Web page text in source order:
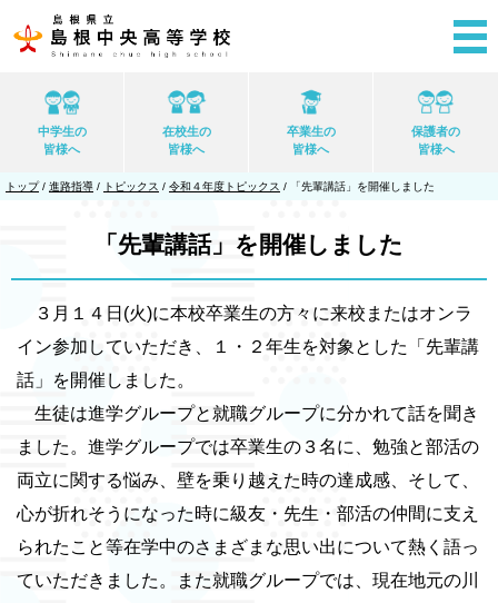
中学生の
皆様へ
在校生の
皆様へ
卒業生の
皆様へ
保護者の
皆様へ
現
トップ/ 進路指導 / トピックス / 令和４年度トピックス / 「先輩講話」を開催しました
「先輩講話」を開催しました
３月１４日(火)に本校卒業生の方々に来校またはオンラ
イン参加していただき、１・２年生を対象とした「先輩講
話」を開催しました。
生徒は進学グループと就職グループに分かれて話を聞き
ました。進学グループでは卒業生の３名に、勉強と部活の
両立に関する悩み、壁を乗り越えた時の達成感、そして、
心が折れそうになった時に級友・先生・部活の仲間に支え
られたこと等在学中のさまざまな思い出について熱く語っ
ていただきました。また就職グループでは、現在地元の川